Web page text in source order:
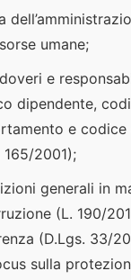
umane;
e
dipendente,
e codice
165/2001);
generali in
(L. 190/
(D.Lgs. 33/
sulla